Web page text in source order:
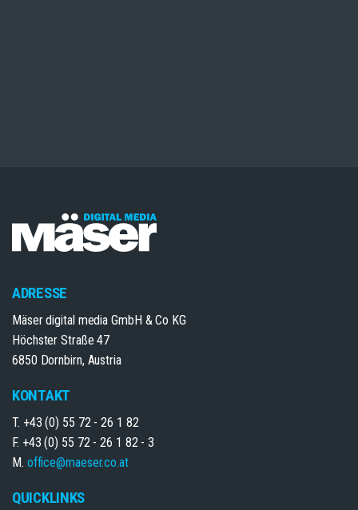
ADRESSE
Mäser digital media GmbH & Co KG
Höchster Straße 47
6850 Dornbirn, Austria
KONTAKT
T. +43 (0) 55 72 - 26 1 82
F. +43 (0) 55 72 - 26 1 82 - 3
M. office@maeser.co.at
QUICKLINKS